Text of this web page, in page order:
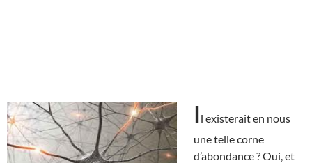
Il existerait en nous
une telle corne
d’abondance ? Oui, et